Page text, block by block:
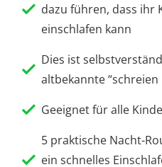
dazu führen, dass ihr
einschlafen kann
Dies ist
altbekannte “schreien
Geeignet für alle
5 praktische Nacht-
ein schnelles